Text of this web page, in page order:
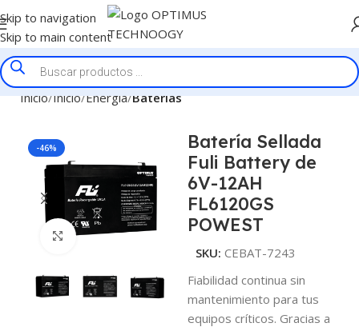
Skip to navigation
Skip to main content
Inicio Inicio Energía Baterías
-46%
Click to enlarge
Batería Sellada
Fuli Battery de
6V-12AH
FL6120GS
POWEST
SKU: CEBAT-7243
Fiabilidad continua sin
mantenimiento para tus
equipos críticos. Gracias a